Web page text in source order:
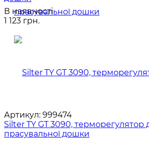
В наявності
1 123 грн.
Артикул: 999474
Silter TY GT 3090, терморегулятор
прасувальної дошки